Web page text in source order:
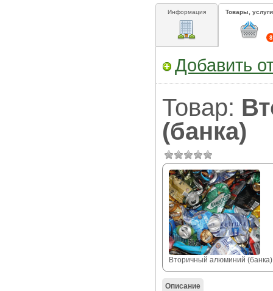
Информация
8
Товары, услуги
Добавить
Товар:
(банка)
Вторичный алюминий (банка)
Описание